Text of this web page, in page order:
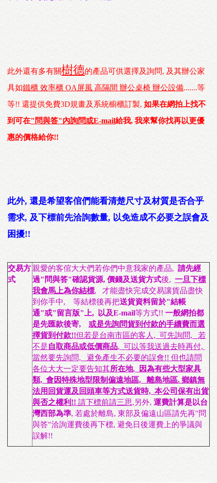
此外還有多有關樹德的產品可供選擇及詢問, 及其辦公家
具如鐵櫃 效率櫃 OA屏風 高隔間 辦公桌椅 辦公設備.......等
等!! 還提供免費3D規畫及系統櫥櫃訂製, 如果在網拍上找不
到可在"問與答"內詢問或E-mail給我, 我來幫你找再以更優
惠的價格給你!!
此外, 還是希望客倌們能看清楚尺寸及材質是否合乎
需求, 及下標前先洽詢數量, 以免造成不必要之誤會及
困擾!!
交易方
式
親愛的客倌大大們若你們中意我家的產品, 請先經
過"問與答"確認貨源, 價錢及送貨方式後, 一旦下標
我會馬上為你結標, 才能盡快完成交易讓貨品盡快
到你手中, 等結標後再把送貨資料留於"結帳
通"或"留言版"上, 以及E-mail等方式!! 一般網拍都
是先匯款後寄, 或是先詢問貨到付款的手續費而選
擇貨到付款!!但若是台南市區的客人, 可先詢問, 若
不是自取商品或低價商品, 可以等我送過去時再付,
當然要先詢問, 避免產生不必要的誤會!! 但也請問
各位大大一定要告知其所在地,
因為有些大型家具
類, 會因特殊地型限制偏遠地區, 離島地區. 鄉鎮無
法用回貨運及回頭車等方式送貨時, 本公司保有出貨
與否之權利!! 請下標前請三思,另外, 運費計算是以台
灣西部為準, 若處於離島, 東部及偏遠山區請先再"問
與答"洽詢運費後再下標, 避免日後運費上的爭議與
誤解!!